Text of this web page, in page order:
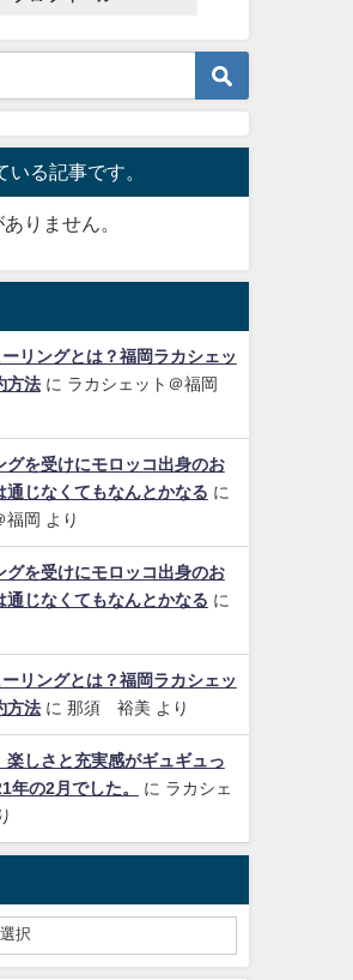
いる記事です。
りません。
リングとは？福岡ラカシェッ
方法に ラカシェット＠福岡
グを受けにモロッコ出身のお
通じなくてもなんとかなる に
福岡 より
グを受けにモロッコ出身のお
通じなくてもなんとかなる に
リングとは？福岡ラカシェッ
方法に 那須 裕美 より
楽しさと充実感がギュギュっ
年の2月でした。
に ラカシェ